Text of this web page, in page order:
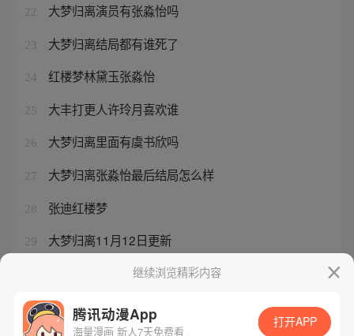
22 大梦归离演员有张淼怡吗
23 大梦归离结局都有谁死了
24 红楼梦林黛玉张淼怡
25 大丰打更人许玲月喜欢谁
26 大梦归离里面有虞书欣吗
27 大梦归离张淼怡最后结局怎么样
28 张迪红楼梦
29 大梦归离11月12日更新
大梦归离为何被禁播原因继续浏览精彩内容
腾讯动漫App
海量漫画 新人7天免费看
打开APP